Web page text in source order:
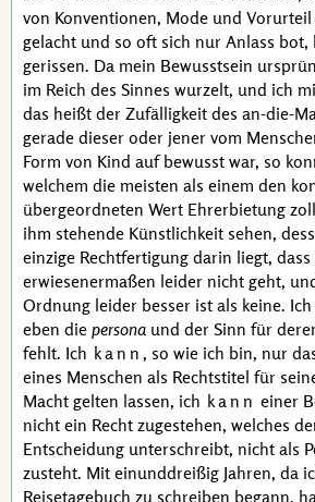
von Konventionen, Mode und Vorurteil
gelacht und so oft sich nur Anlass bot,
gerissen. Da mein Bewusstsein
im Reich des Sinnes wurzelt, und ich
das heißt der Zufälligkeit des an-die-
gerade dieser oder jener vom
Form von Kind auf bewusst war, so
welchem die meisten als einem den
übergeordneten Wert Ehrerbietung
ihm stehende Künstlichkeit sehen,
einzige Rechtfertigung darin liegt,
erwiesenermaßen leider nicht geht,
Ordnung leider besser ist als keine.
eben die persona und der Sinn für
fehlt. Ich kann , so wie ich bin, nur
eines Menschen als Rechtstitel für
Macht gelten lassen, ich kann einer
nicht ein Recht zugestehen, welches
Entscheidung unterschreibt, nicht als
zusteht. Mit einunddreißig Jahren, da
Reisetagebuch zu schreiben begann,